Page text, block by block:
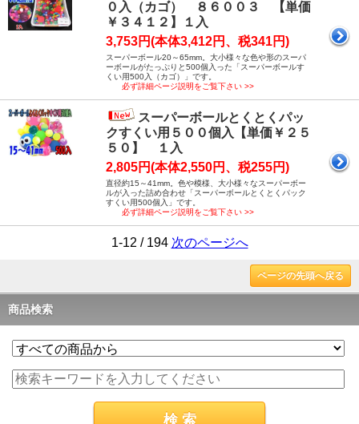
０入（カゴ） ８６００３ 【単価
￥３４１２】１入
3,753円(本体3,412円、税341円)
スーパーボール20～65mm。大小様々な色や形のスーパ
ーボールがたっぷりと500個入った「スーパーボールす
くい用500入（カゴ）」です。
必ず詳細ページ説明をご覧下さい >>
スーパーボールとくとくパッ
クすくい用５００個入【単価￥２５
５０】 １入
2,805円(本体2,550円、税255円)
直径約15～41mm。色や模様、大小様々なスーパーボー
ルが入った詰め合わせ「スーパーボールとくとくパック
すくい用500個入」です。
必ず詳細ページ説明をご覧下さい >>
1-12 / 194 次のページへ
ページの先頭へ戻る
商品検索